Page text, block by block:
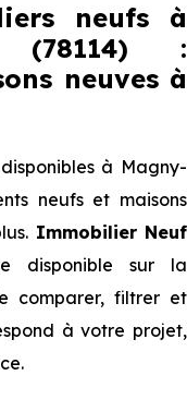
neufs à
(78114) :
neuves à
à Magny-
neufs et maisons
Immobilier Neuf
disponible sur la
comparer, filtrer et
à votre projet,